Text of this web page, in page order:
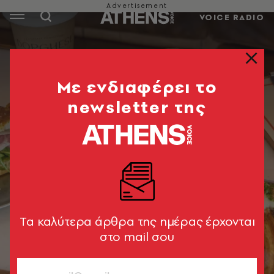
VOICE RADIO
Mε ενδιαφέρει το
newsletter της
Tα καλύτερα άρθρα της ημέρας έρχονται
στο mail σου